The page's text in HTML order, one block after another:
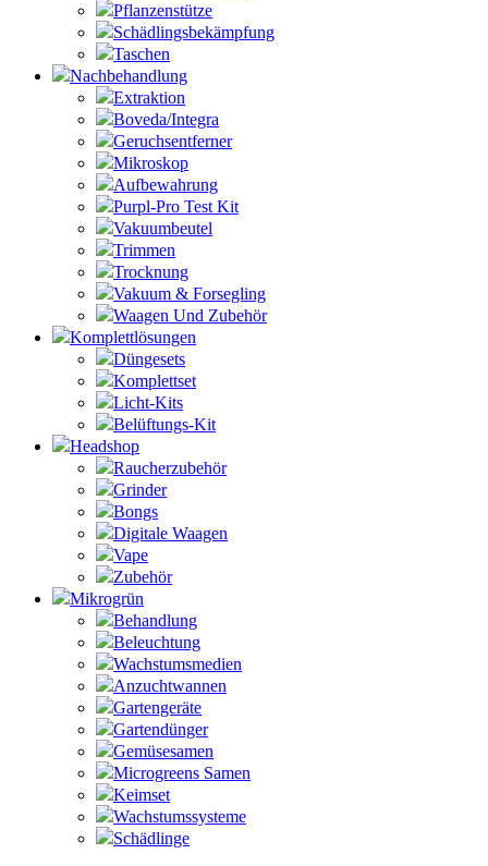
Pflanzenstütze
Schädlingsbekämpfung
Taschen
Nachbehandlung
Extraktion
Boveda/Integra
Geruchsentferner
Mikroskop
Aufbewahrung
Purpl-Pro Test Kit
Vakuumbeutel
Trimmen
Trocknung
Vakuum & Forsegling
Waagen Und Zubehör
Komplettlösungen
Düngesets
Komplettset
Licht-Kits
Belüftungs-Kit
Headshop
Raucherzubehör
Grinder
Bongs
Digitale Waagen
Vape
Zubehör
Mikrogrün
Behandlung
Beleuchtung
Wachstumsmedien
Anzuchtwannen
Gartengeräte
Gartendünger
Gemüsesamen
Microgreens Samen
Keimset
Wachstumssysteme
Schädlinge